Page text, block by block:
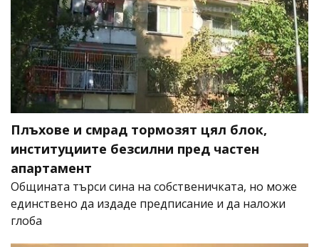
Плъхове и смрад тормозят цял блок,
институциите безсилни пред частен
апартамент
Общината търси сина на собственичката, но може
единствено да издаде предписание и да наложи
глоба